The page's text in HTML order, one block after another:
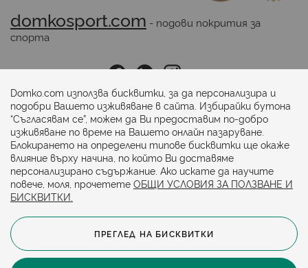
domkosport.com - подови покрития за
спорта
Последвайте ни:
Начини на плащане:
© 2024. Всички права запазени.
Domko.com използва бисквитки, за да персонализира и
подобри Вашето изживяване в сайта. Избирайки бутона
“Съгласявам се”, можем да Ви предоставим по-добро
изживяване по време на Вашето онлайн пазаруване.
Блокирането на определени типове бисквитки ще окаже
влияние върху начина, по който Ви доставяме
персонализирано съдържание. Ако искате да научите
повече, моля, прочетете ОБЩИ УСЛОВИЯ ЗА ПОЛЗВАНЕ И
БИСКВИТКИ.
ПРЕГЛЕД НА БИСКВИТКИ